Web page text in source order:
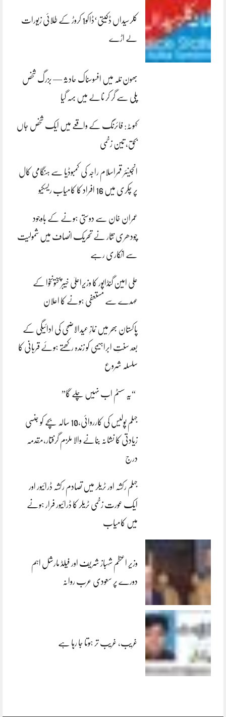
کلرسیداں ڈکیتی‘ڈاکو1 کروڑ کے طلائی زیورات
لے اڑے
بھون نلہ میں افسوسناک حادثہ — بزرگ شخص
پلی سے گر کر نالے میں بہہ گیا
کہوٹہ: فائرنگ کے واقعے میں ایک شخص جاں
بحق، تین زخمی
انجینئر قمراسلام راجہ کی کمبوڈیا سے ہنگامی کال
پر چکری میں 16 افراد کا کامیاب ریسکیو
عمران خان سے دوستی ہونے کے باوجود
چودھری نثار نے تحریک انصاف میں شمولیت
سے انکاری رہے
علی امین گنڈاپور کا وزیراعلیٰ خیبرپختونخوا کے
عہدے سے مستعفی ہونے کا اعلان
پاکستان بھر میں نمازِ عیدالاضحی کی ادائیگی کے
بعد سنتِ ابراہیمی کو زندہ رکھتے ہوئے قربانی کا
سلسلہ شروع
“یہ سسٹم اب نہیں چلے گا”
جہلم پولیس کی کارروائی،10 سالہ بچے کو جنسی
زیادتی کا نشانہ بنانے والا ملزم گرفتار،مقدمہ
درج
جہلم رکشہ اور ٹریلر میں تصادم رکشہ ڈرائیور اور
ایک عورت زخمی ٹریلر کا ڈرائیور فرار ہونے
میں کامیاب
وزیر اعظم شہباز شریف اور فیلڈ مارشل اہم
دورے پر سعودی عرب روانہ
غریب، غریب تر ہوتا جا رہا ہے